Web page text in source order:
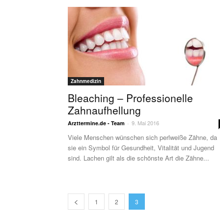
Zahnmedizin
Bleaching – Professionelle
Zahnaufhellung
Arzttermine.de - Team - 9. Mai 2016
Viele Menschen wünschen sich perlweiße Zähne, da
sie ein Symbol für Gesundheit, Vitalität und Jugend
sind. Lachen gilt als die schönste Art die Zähne...
1 2 3